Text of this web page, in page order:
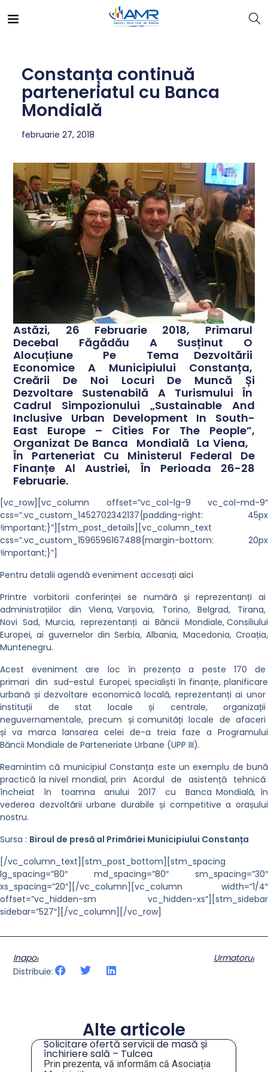
Constanța continuă
parteneriatul cu Banca
Mondială
februarie 27, 2018
Astăzi, 26 Februarie 2018, Primarul
Decebal Făgădău A Susținut O
Alocuțiune Pe Tema Dezvoltării
Economice A Municipiului Constanța,
Creării De Noi Locuri De Muncă Și
Dezvoltare Sustenabilă A Turismului În
Cadrul Simpozionului „Sustainable And
Inclusive Urban Development In South-
East Europe – Cities For The People”,
Organizat De Banca Mondială La Viena,
În Parteneriat Cu Ministerul Federal De
Finanțe Al Austriei, În Perioada 26-28
Februarie.
[vc_row][vc_column offset=”vc_col-lg-9 vc_col-md-9″
css=”.vc_custom_1452702342137{padding-right: 45px
!important;}”][stm_post_details][vc_column_text
css=”.vc_custom_1596596167488{margin-bottom: 20px
!important;}”]
Pentru detalii agendă eveniment accesați aici
Printre vorbitorii conferinței se numără și reprezentanți ai
administrațiilor din Viena, Varșovia, Torino, Belgrad, Tirana,
Novi Sad, Murcia, reprezentanți ai Băncii Mondiale, Consiliului
Europei, ai guvernelor din Serbia, Albania, Macedonia, Croația,
Muntenegru.
Acest eveniment are loc în prezența a peste 170 de
primari din sud-estul Europei, specialiști în finanțe, planificare
urbană și dezvoltare economică locală, reprezentanți ai unor
instituții de stat locale și centrale, organizații
neguvernamentale, precum și comunități locale de afaceri
și va marca lansarea celei de-a treia faze a Programului
Băncii Mondiale de Parteneriate Urbane (UPP III).
Reamintim că municipiul Constanța este un exemplu de bună
practică la nivel mondial, prin Acordul de asistență tehnică
încheiat în toamna anului 2017 cu Banca Mondială, în
vederea dezvoltării urbane durabile și competitive a orașului
nostru.
Sursa : Biroul de presă al Primăriei Municipiului Constanța
[/vc_column_text][stm_post_bottom][stm_spacing
lg_spacing=”80″ md_spacing=”80″ sm_spacing=”30″
xs_spacing=”20″][/vc_column][vc_column width=”1/4″
offset=”vc_hidden-sm vc_hidden-xs”][stm_sidebar
sidebar=”527″][/vc_column][/vc_row]
Inapoi
Urmatorul
Distribuie:
Alte articole
Solicitare ofertă servicii de masă și
închiriere sală – Tulcea
Prin prezenta, vă informăm că Asociația